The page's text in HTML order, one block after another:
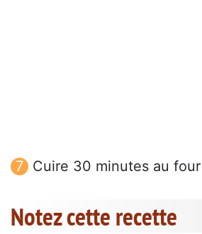
Cuire 30 minutes au
Notez cette recette